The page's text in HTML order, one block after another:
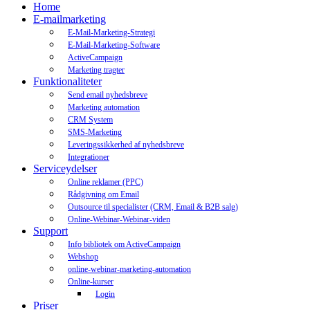
Home
E-mailmarketing
E-Mail-Marketing-Strategi
E-Mail-Marketing-Software
ActiveCampaign
Marketing tragter
Funktionaliteter
Send email nyhedsbreve
Marketing automation
CRM System
SMS-Marketing
Leveringssikkerhed af nyhedsbreve
Integrationer
Serviceydelser
Online reklamer (PPC)
Rådgivning om Email
Outsource til specialister (CRM, Email & B2B salg)
Online-Webinar-Webinar-viden
Support
Info bibliotek om ActiveCampaign
Webshop
online-webinar-marketing-automation
Online-kurser
Login
Priser